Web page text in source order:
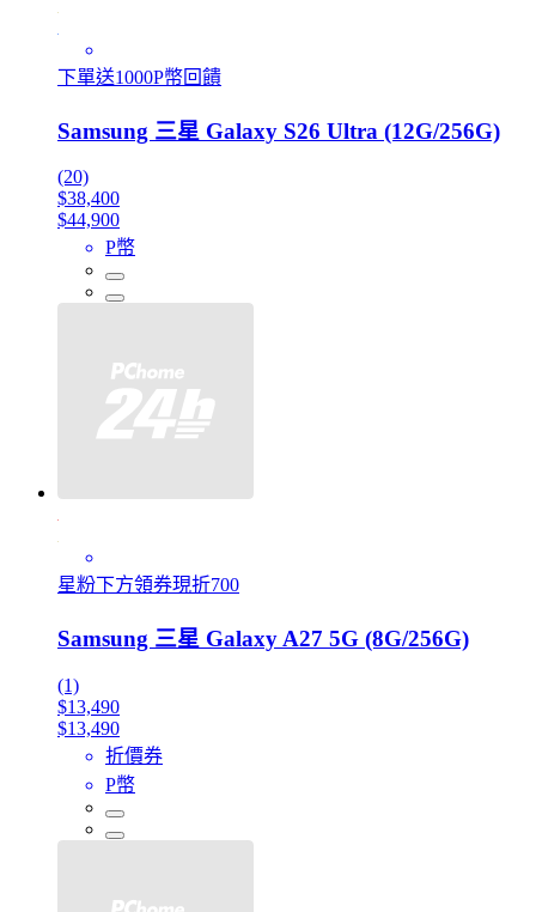
下單送1000P幣回饋
Samsung 三星 Galaxy S26 Ultra (12G/256G)
(20)
$38,400
$44,900
P幣
星粉下方領券現折700
Samsung 三星 Galaxy A27 5G (8G/256G)
(1)
$13,490
$13,490
折價券
P幣